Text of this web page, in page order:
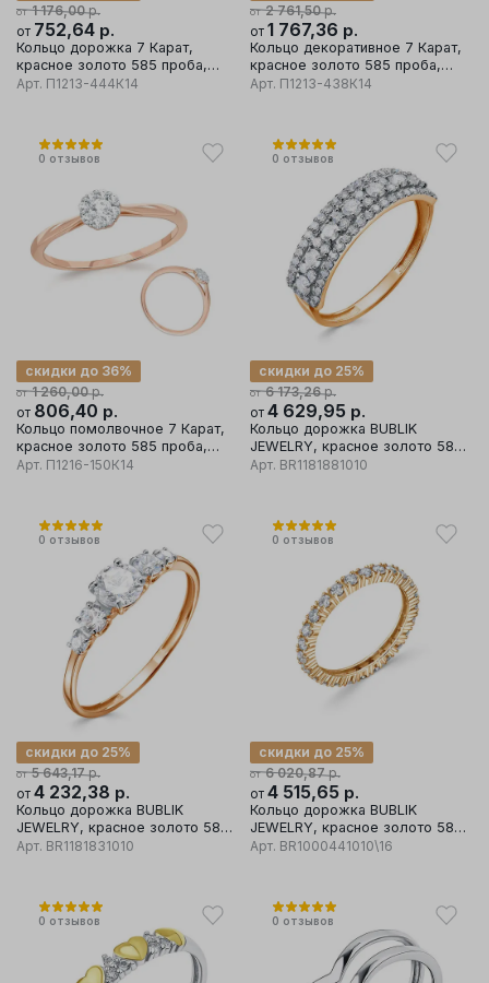
от 1 176,00р.
от 752,64 р.
Кольцо дорожка 7 Карат,
красное золото 585 проба,
вставка фианит
Арт. П1213-444К14
от 2 761,50р.
от 1 767,36 р.
Кольцо декоративное 7 Карат,
красное золото 585 проба,
вставка фианит
Арт. П1213-438К14
0 отзывов
от 1 260,00р.
скидки до 36%
от 806,40 р.
Кольцо помолвочное 7 Карат,
красное золото 585 проба,
вставка фианит
Арт. П1216-150К14
0 отзывов
от 6 173,26р.
скидки до 25%
от 4 629,95 р.
Кольцо дорожка BUBLIK
JEWELRY, красное золото 585
проба, вставка бриллиант
Арт. BR1181881010
0 отзывов
от 5 643,17р.
скидки до 25%
от 4 232,38 р.
Кольцо дорожка BUBLIK
JEWELRY, красное золото 585
проба, вставка бриллиант
Арт. BR1181831010
0 отзывов
от 6 020,87р.
скидки до 25%
от 4 515,65 р.
Кольцо дорожка BUBLIK
JEWELRY, красное золото 585
проба, вставка бриллиант
Арт. BR1000441010\16
0 отзывов 0 отзывов